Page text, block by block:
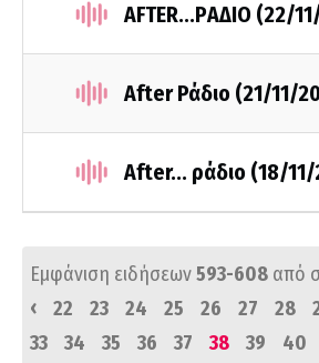
AFTER...PΑΔΙΟ (22/
After Ράδιο (21/11/
After... ράδιο (18/
Εμφάνιση ειδήσεων593-608 από
‹
22 23 24 25 26 27 28
33
34 35 36 37 38 39 40